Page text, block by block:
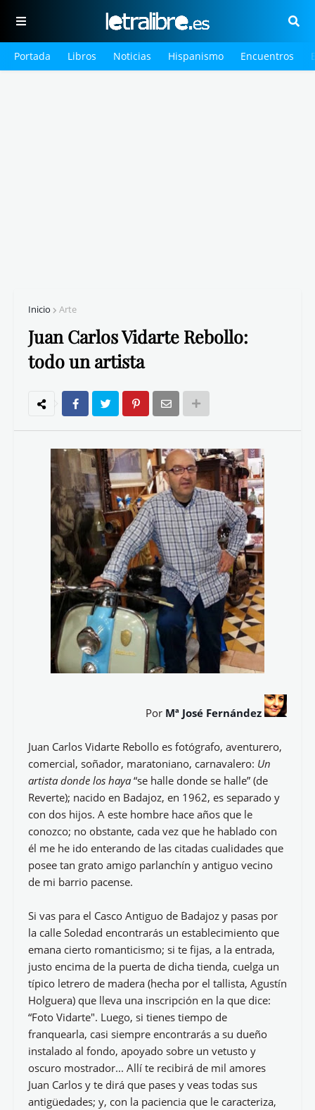
Portada Libros Noticias Hispanismo Encuentros
Inicio Arte
Juan Carlos Vidarte Rebollo:
todo un artista
Por Mª José Fernández
Juan Carlos Vidarte Rebollo es fotógrafo, aventurero,
comercial, soñador, maratoniano, carnavalero: Un
artista donde los haya “se halle donde se halle” (de
Reverte); nacido en Badajoz, en 1962, es separado y
con dos hijos. A este hombre hace años que le
conozco; no obstante, cada vez que he hablado con
él me he ido enterando de las citadas cualidades que
posee tan grato amigo parlanchín y antiguo vecino
de mi barrio pacense.
Si vas para el Casco Antiguo de Badajoz y pasas por
la calle Soledad encontrarás un establecimiento que
emana cierto romanticismo; si te fijas, a la entrada,
justo encima de la puerta de dicha tienda, cuelga un
típico letrero de madera (hecha por el tallista, Agustín
Holguera) que lleva una inscripción en la que dice:
“Foto Vidarte". Luego, si tienes tiempo de
franquearla, casi siempre encontrarás a su dueño
instalado al fondo, apoyado sobre un vetusto y
oscuro mostrador... Allí te recibirá de mil amores
Juan Carlos y te dirá que pases y veas todas sus
antigüedades; y, con la paciencia que le caracteriza,